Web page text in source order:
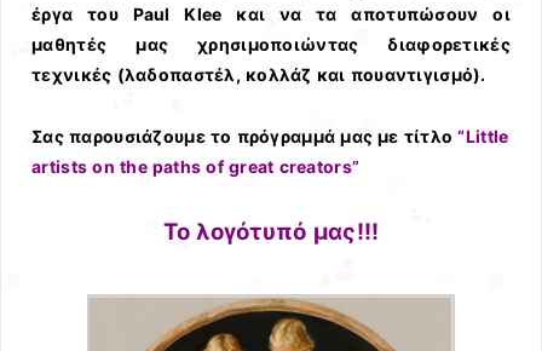
έργα του Paul Klee και να τα αποτυπώσουν οι
μαθητές μας χρησιμοποιώντας διαφορετικές
τεχνικές (λαδοπαστέλ, κολλάζ και πουαντιγισμό).
Σας παρουσιάζουμε το πρόγραμμά μας με τίτλο“Little
artists on the paths of great creators”
Το λογότυπό μας!!!